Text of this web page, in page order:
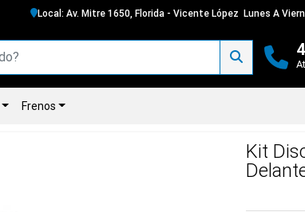
Local: Av. Mitre 1650, Florida - Vicente López Lunes A
Frenos
Kit